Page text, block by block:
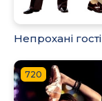
Непрохані гості
720